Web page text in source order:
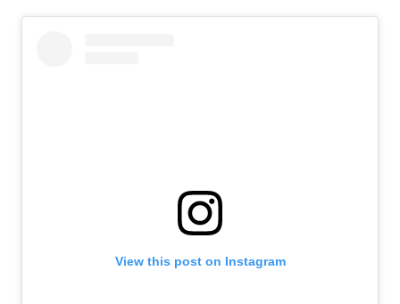
View this post on Instagram